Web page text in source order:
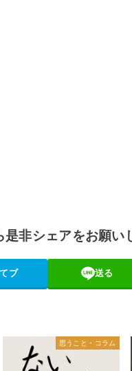
非シェアをお願い
ブ 送る
思うこと・コラム